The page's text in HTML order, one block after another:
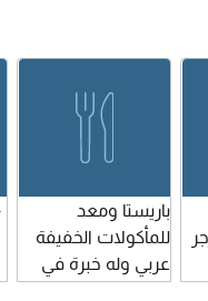
باريستا ومعد
للمأكولات الخفيفة
عربي وله خبرة في
العمل بالمقاهي